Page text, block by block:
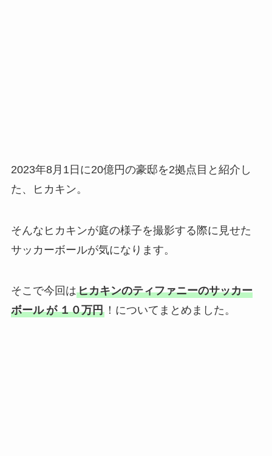
2023年8月1日に20億円の豪邸を2拠点目と紹介し
た、ヒカキン。
そんなヒカキンが庭の様子を撮影する際に見せた
サッカーボールが気になります。
そこで今回はヒカキンのティファニーのサッカー
ボール が １０万円！についてまとめました。